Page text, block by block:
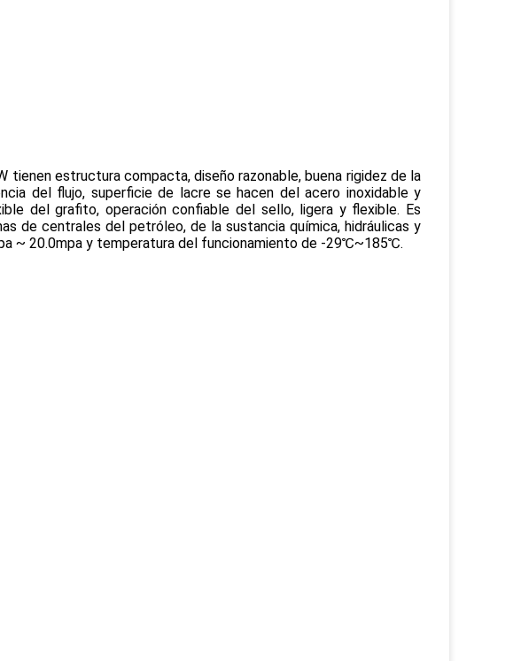
tienen estructura compacta, diseño razonable, buena rigidez de la
del flujo, superficie de lacre se hacen del acero inoxidable y
del grafito, operación confiable del sello, ligera y flexible. Es
de centrales del petróleo, de la sustancia química, hidráulicas y
~ 20.0mpa y temperatura del funcionamiento de -29℃~185℃.